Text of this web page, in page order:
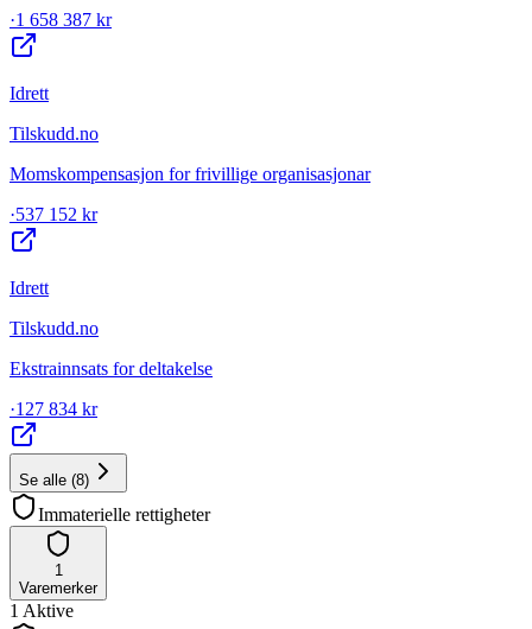
·1 658 387 kr
Idrett
Tilskudd.no
Momskompensasjon for frivillige organisasjonar
·537 152 kr
Idrett
Tilskudd.no
Ekstrainnsats for deltakelse
·127 834 kr
Se alle (8)
Immaterielle rettigheter
1
Varemerker
1 Aktive